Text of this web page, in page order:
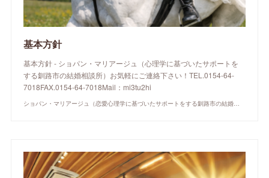
基本方針
基本方針 - ショパン・マリアージュ（心理学に基づいたサポートを
する釧路市の結婚相談所）お気軽にご連絡下さい！TEL.0154-64-
7018FAX.0154-64-7018Mail：mi3tu2hi